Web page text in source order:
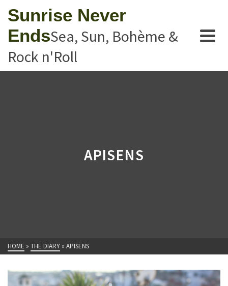
Sunrise Never
EndsSea, Sun, Bohème &
Rock n'Roll
APISENS
HOME » THE DIARY » APISENS